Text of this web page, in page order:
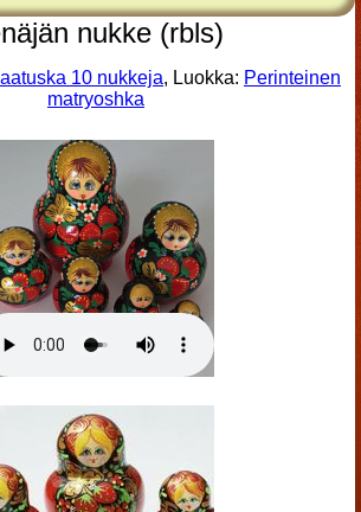
nukke (rbls)
10 nukkeja, Luokka: Perinteinen
matryoshka